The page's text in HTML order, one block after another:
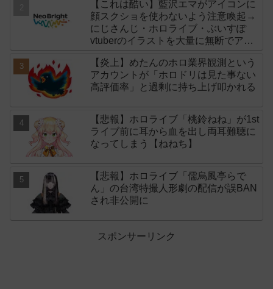
【これは酷い】藍沢エマがアイコンに
顔スクショを使わないよう注意喚起→
にじさんじ・ホロライブ・ぶいすぽ
vtuberのイラストを大量に無断でアイ
「NeoBright（ネオブライト）」が謝
罪！
【炎上】めたんのホロ業界観測という
アカウントが「ホロドリは見た事ない
高評価率」と過剰に持ち上げ叩かれる
【悲報】ホロライブ「桃鈴ねね」が1st
ライブ前に耳から血を出し両耳難聴に
なってしまう【ねねち】
【悲報】ホロライブ「儒烏風亭らで
ん」の台湾特撮人形劇の配信が誤BAN
され非公開に
スポンサーリンク